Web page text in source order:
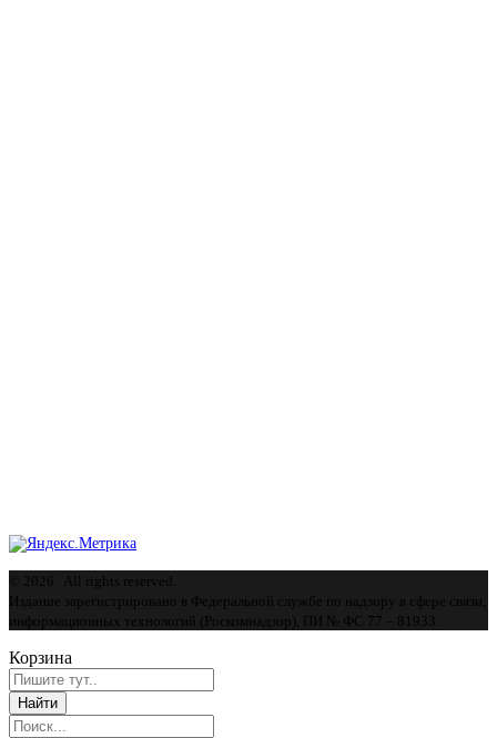
© 2026 . All rights reserved.
Издание зарегистрировано в Федеральной службе по надзору в сфере связи,
информационных технологий (Роскомнадзор), ПИ № ФС 77 – 81933.
Корзина